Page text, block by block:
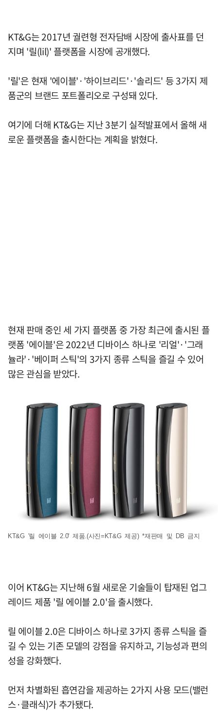
KT&G는 2017년 궐련형 전자담배 시장에 출사표를 던
지며 '릴(lil)' 플랫폼을 시장에 공개했다.
'릴'은 현재 '에이블'·'하이브리드'·'솔리드' 등 3가지 제
품군의 브랜드 포트폴리오로 구성돼 있다.
여기에 더해 KT&G는 지난 3분기 실적발표에서 올해 새
로운 플랫폼을 출시한다는 계획을 밝혔다.
현재 판매 중인 세 가지 플랫폼 중 가장 최근에 출시된 플
랫폼 '에이블'은 2022년 디바이스 하나로 '리얼'·'그래
뉼라'·'베이퍼 스틱'의 3가지 종류 스틱을 즐길 수 있어
많은 관심을 받았다.
KT&G '릴 에이블 2.0' 제품.(사진=KT&G 제공) *재판매 및 DB 금지
이어 KT&G는 지난해 6월 새로운 기술들이 탑재된 업그
레이드 제품 '릴 에이블 2.0'을 출시했다.
릴 에이블 2.0은 디바이스 하나로 3가지 종류 스틱을 즐
길 수 있는 기존 모델의 강점을 유지하고, 기능성과 편의
성을 강화했다.
먼저 차별화된 흡연감을 제공하는 2가지 사용 모드(밸런
스·클래식)가 추가됐다.